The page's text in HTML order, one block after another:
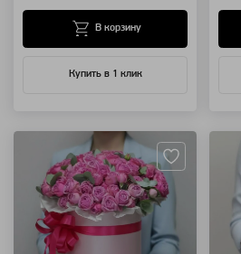
Купить в 1 клик
В корзину